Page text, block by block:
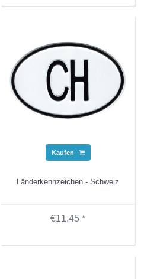
Kaufen
Länderkennzeichen - Schweiz
€11,45 *